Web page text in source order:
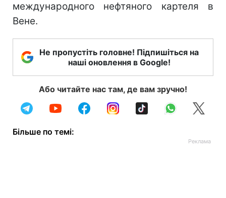
международного нефтяного картеля в
Вене.
Не пропустіть головне! Підпишіться на
наші оновлення в Google!
Або читайте нас там, де вам зручно!
Більше по темі: